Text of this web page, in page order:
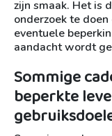
zijn smaak. Het is
onderzoek te
eventuele
aandacht wordt
Sommige
beperkte